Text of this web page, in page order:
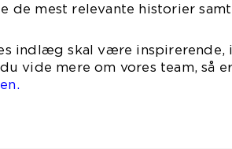
de mest relevante historier
indlæg skal være inspirerende,
vide mere om vores team, så